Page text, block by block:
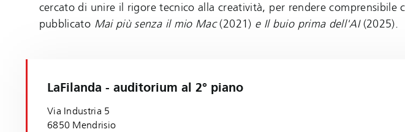
cercato di unire il rigore tecnico alla creatività, per rendere comprensibile
pubblicato Mai più senza il mio Mac(2021) e Il buio prima dell'AI(2025).
LaFilanda - auditorium al 2° piano
Via Industria 5
6850 Mendrisio